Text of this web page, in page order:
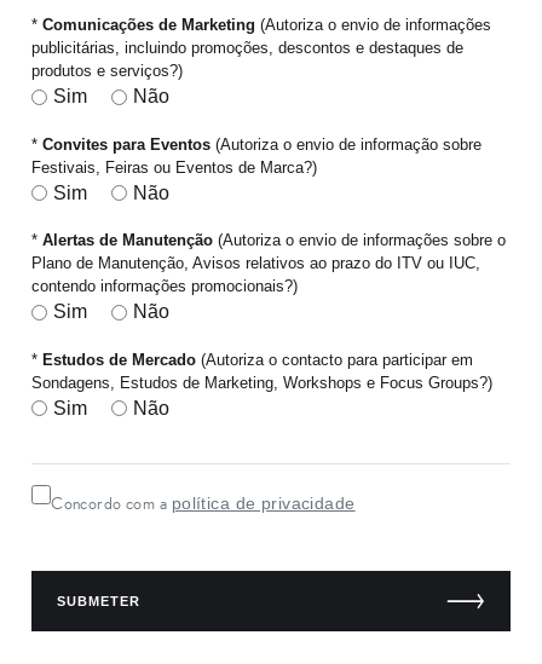
*Comunicações de Marketing (Autoriza o envio de informações
publicitárias, incluindo promoções, descontos e destaques de
produtos e serviços?)
Sim Não
*Convites para Eventos(Autoriza o envio de informação sobre
Festivais, Feiras ou Eventos de Marca?)
Sim Não
*Alertas de Manutenção(Autoriza o envio de informações sobre o
Plano de Manutenção, Avisos relativos ao prazo do ITV ou IUC,
contendo informações promocionais?)
Sim Não
*Estudos de Mercado(Autoriza o contacto para participar em
Sondagens, Estudos de Marketing, Workshops e Focus Groups?)
Sim Não
Concordo com a política de privacidade
SUBMETER